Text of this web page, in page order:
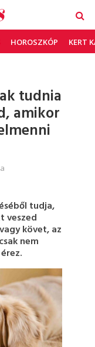
HOROSZKÓP KERT
tudnia
amikor
tudja,
veszed
követ, az
nem